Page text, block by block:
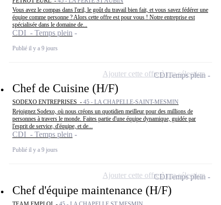
Vous avez le compas dans l'œil, le goût du travail bien fait, et vous savez fédérer une
équipe comme personne ? Alors cette offre est pour vous ! Notre entreprise est
spécialisée dans le domaine de...
CDI - Temps plein
Publié il y a 9 jours
Chef de Cuisine (H/F)
SODEXO ENTREPRISES - 45 - LA CHAPELLE-SAINT-MESMIN
Rejoignez Sodexo, où nous créons un quotidien meilleur pour des millions de
personnes à travers le monde. Faites partie d'une équipe dynamique, guidée par
l'esprit de service, d'équipe, et de...
CDI - Temps plein
Publié il y a 9 jours
CDITemps plein
Ajouter cette offre à ma sélection
Chef d'équipe maintenance (H/F)
CDITemps plein
Ajouter cette offre à ma sélection